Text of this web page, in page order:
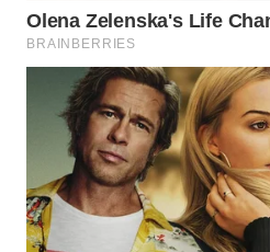
WN
MALUKU
WN
MALUT
WN
DAIRI